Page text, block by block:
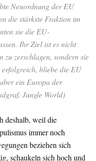
Neuordnung der EU
die stärkste Fraktion im
sie die EU-
Ihr Ziel ist es nicht
zu zerschlagen, sondern sie
bliebe die EU
ein Europa der
Jungle World)
deshalb, weil die
immer noch
beziehen sich
schaukeln sich hoch und